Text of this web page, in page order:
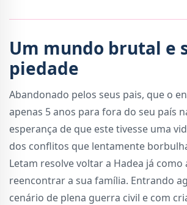
Um mundo brutal e
piedade
Abandonado pelos seus pais, que o
apenas 5 anos para fora do seu país
esperança de que este tivesse uma
dos conflitos que lentamente
Letam resolve voltar a Hadea já
reencontrar a sua família. Entrando
cenário de plena guerra civil e com